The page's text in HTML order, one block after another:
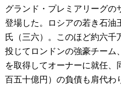
グランド・プレミアリーグの
登場した。ロシアの若き石油
氏（三六）。このほど約六千
投じてロンドンの強豪チーム
を取得してオーナーに就任、
百五十億円）の負債も肩代わ